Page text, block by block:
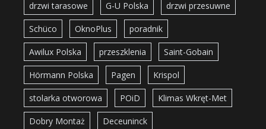
drzwi tarasowe G-U Polska drzwi przesuwne
Schüco OknoPlus poradnik
Awilux Polska przeszklenia Saint-Gobain
Hörmann Polska Pagen Krispol
stolarka otworowa POiD Klimas Wkręt-Met
Dobry Montaż Deceuninck